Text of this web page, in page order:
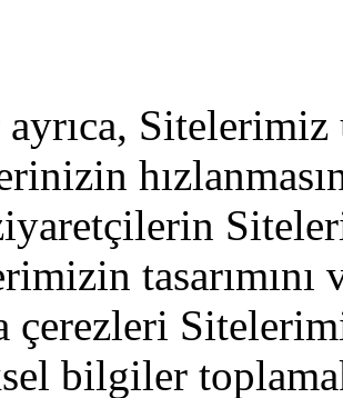
ayrıca,
tasarımını
çerezleri
bilgiler